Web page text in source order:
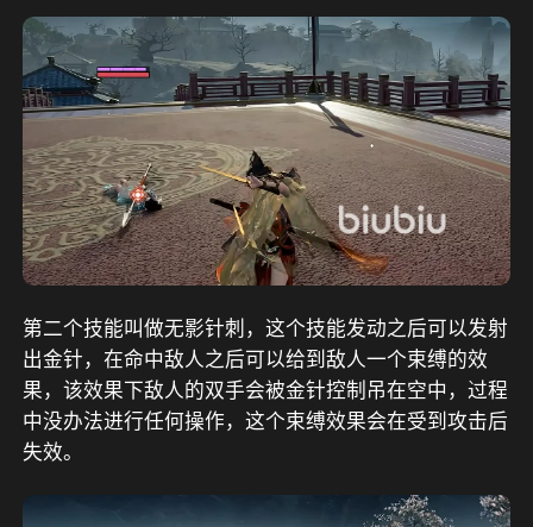
第二个技能叫做无影针刺，这个技能发动之后可以发射
出金针，在命中敌人之后可以给到敌人一个束缚的效
果，该效果下敌人的双手会被金针控制吊在空中，过程
中没办法进行任何操作，这个束缚效果会在受到攻击后
失效。